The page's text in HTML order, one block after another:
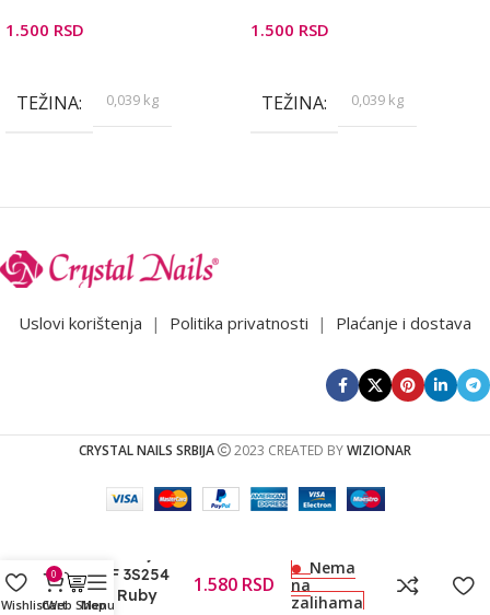
1.500 RSD
TEŽINA 0,039 kg
1.500 RSD
TEŽINA 0,039 kg
Uslovi korištenja | Politika privatnosti | Plaćanje i dostava
CRYSTAL NAILS SRBIJA 2023 CREATED BYWIZIONAR
lak HF 3S254
8ml – Ruby
1.580 RSD
Nema
na
zalihama
Wishlist
0
Cart
Web Shop
Menu